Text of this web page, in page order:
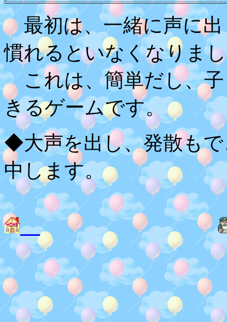
最初は、一緒に声に出
慣れるといなくなりま
これは、簡単だし、子
きるゲームです。
◆大声を出し、発散も
中します。